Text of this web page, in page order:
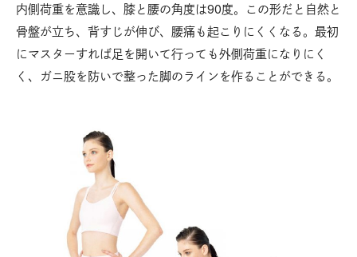
内側荷重を意識し、膝と腰の角度は90度。この形だと自然と
骨盤が立ち、背すじが伸び、腰痛も起こりにくくなる。最初
にマスターすれば足を開いて行っても外側荷重になりにく
く、ガニ股を防いで整った脚のラインを作ることができる。